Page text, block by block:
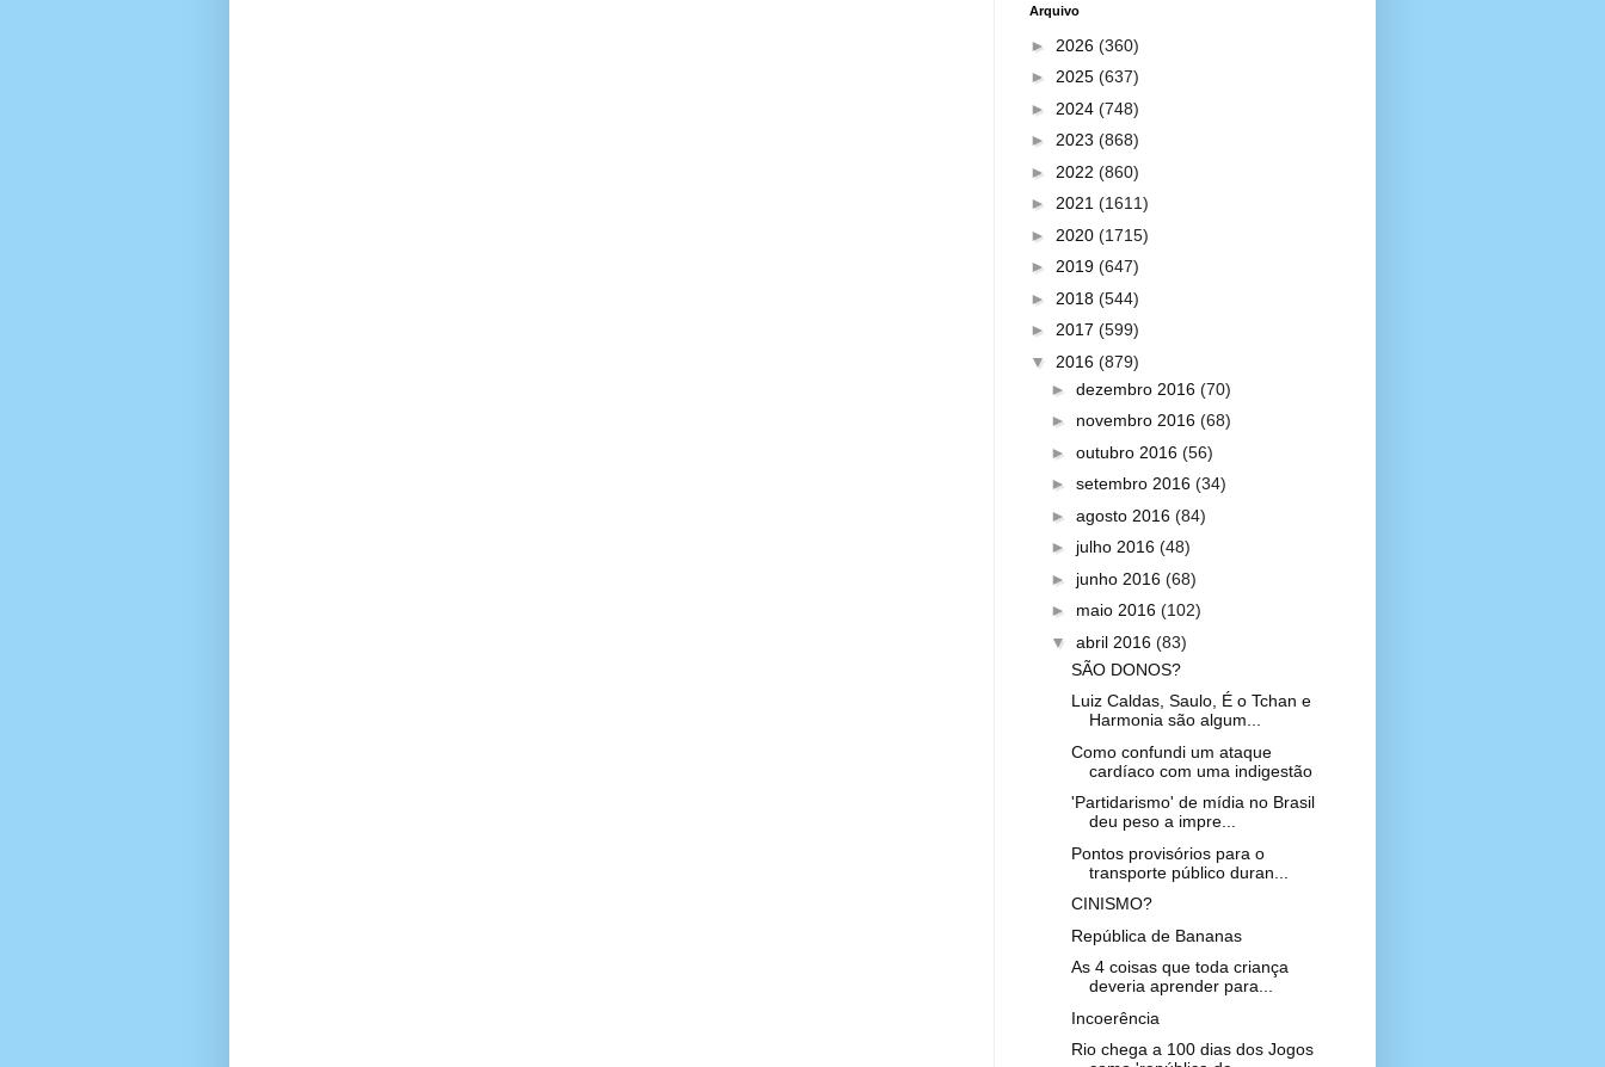
Arquivo
► 2026 (360)
► 2025 (637)
► 2024 (748)
► 2023 (868)
► 2022 (860)
► 2021 (1611)
► 2020 (1715)
► 2019 (647)
► 2018 (544)
► 2017 (599)
▼ 2016 (879)
► dezembro 2016 (70)
► novembro 2016 (68)
► outubro 2016 (56)
► setembro 2016 (34)
► agosto 2016 (84)
► julho 2016 (48)
► junho 2016 (68)
► maio 2016 (102)
▼ abril 2016 (83)
SÃO DONOS?
Luiz Caldas, Saulo, É o Tchan e
Harmonia são algum...
Como confundi um ataque
cardíaco com uma indigestão
'Partidarismo' de mídia no Brasil
deu peso a impre...
Pontos provisórios para o
transporte público duran...
CINISMO?
República de Bananas
As 4 coisas que toda criança
deveria aprender para...
Incoerência
Rio chega a 100 dias dos Jogos